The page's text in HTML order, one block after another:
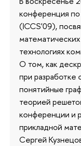
конференция
(ICCS'09),
технологиях
О том, как
при разработке
понятийные
теорией
конференции и
прикладной
Сергей